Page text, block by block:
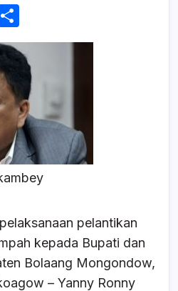
h
ar
e
pelantikan
kepada Bupati dan
Bolaang Mongondow,
– Yanny Ronny